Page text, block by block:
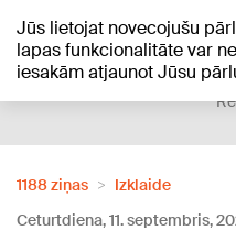
Jūs lietojat novecojušu
lapas funkcionalitāte var
iesakām atjaunot Jūsu
+18°C
1188 ziņas
Izklaide
Ceturtdiena, 11. septembris,